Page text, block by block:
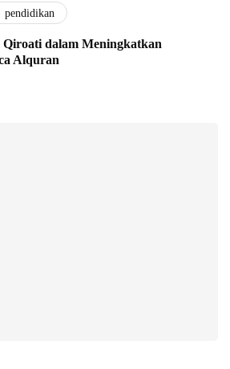
pendidikan
Qiroati dalam Meningkatkan
Alquran